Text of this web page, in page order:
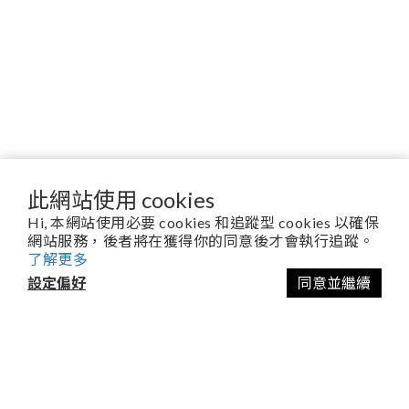
此網站使用 cookies
Hi, 本網站使用必要 cookies 和追蹤型 cookies 以確保
網站服務，後者將在獲得你的同意後才會執行追蹤。
了解更多
設定偏好
同意並繼續
產品目錄
空氣處理
美食烹調